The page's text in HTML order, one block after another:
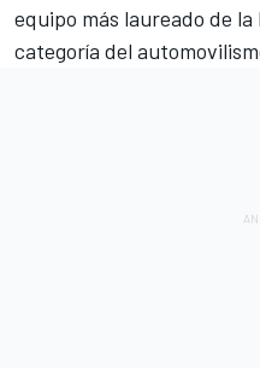
equipo más laureado de
categoría del